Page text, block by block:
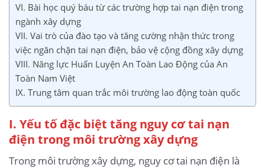
VI. Bài học quý báu từ các trường hợp tai nạn điện trong
ngành xây dựng
VII. Vai trò của đào tạo và tăng cường nhận thức trong
việc ngăn chặn tai nạn điện, bảo vệ cộng đồng xây dựng
VIII. Năng lực Huấn Luyện An Toàn Lao Động của An
Toàn Nam Việt
IX. Trung tâm quan trắc môi trường lao động toàn quốc
I. Yếu tố đặc biệt tăng nguy cơ tai nạn
điện trong môi trường xây dựng
Trong môi trường xây dựng, nguy cơ tai nạn điện là